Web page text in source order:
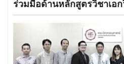
ร่วมมือด้านหลักสูตรวิชาเอ